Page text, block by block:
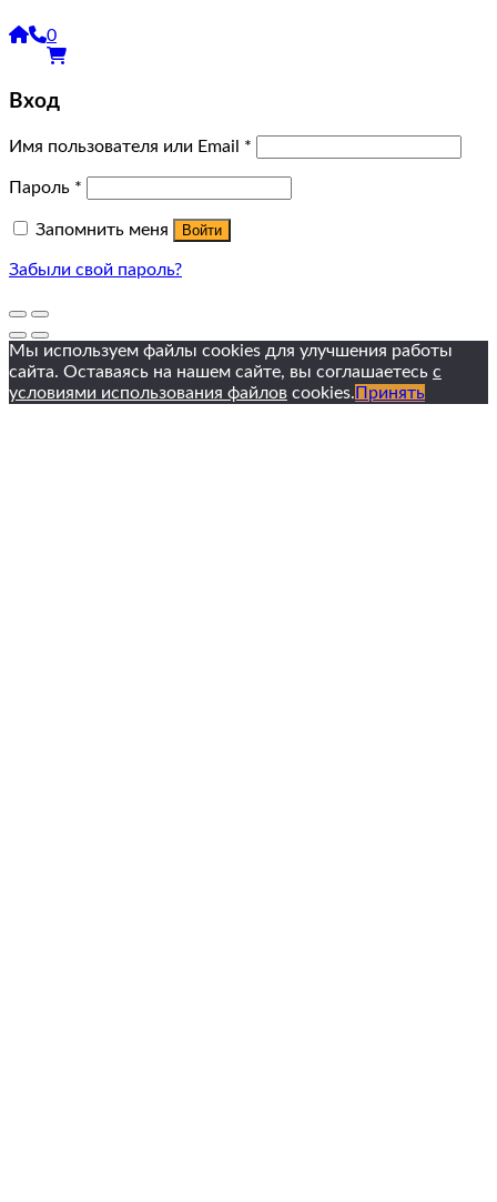
0
Вход
Имя пользователя или Email *
Пароль *
Запомнить меня Войти
Забыли свой пароль?
Мы используем файлы cookies для улучшения работы
сайта. Оставаясь на нашем сайте, вы соглашаетесь с
условиями использования файлов cookies. Принять